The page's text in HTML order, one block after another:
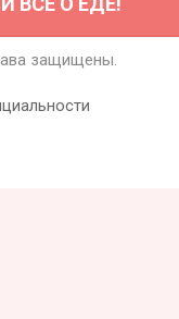
защищены.